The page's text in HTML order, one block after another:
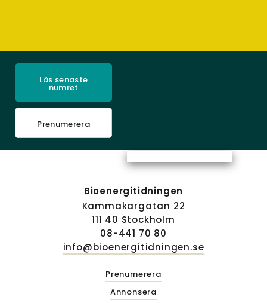
Läs senaste
numret
Prenumerera
Bioenergitidningen
Kammakargatan 22
111 40 Stockholm
08-441 70 80
info@bioenergitidningen.se
Prenumerera
Annonsera